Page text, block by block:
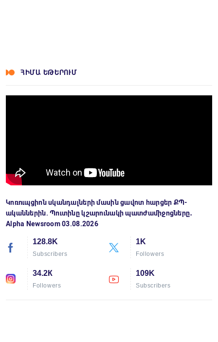
ՀԻՄԱ ԵԹԵՐՈՒՄ
Կոռուպցիոն սկանդալների մասին ցավոտ հարցեր ՔՊ-
ականներին. Պուտինը կշարունակի պատժամիջոցները․
Alpha Newsroom 03.08.2026
128.8K
Subscribers
1K
Followers
34.2К
Followers
109K
Subscribers